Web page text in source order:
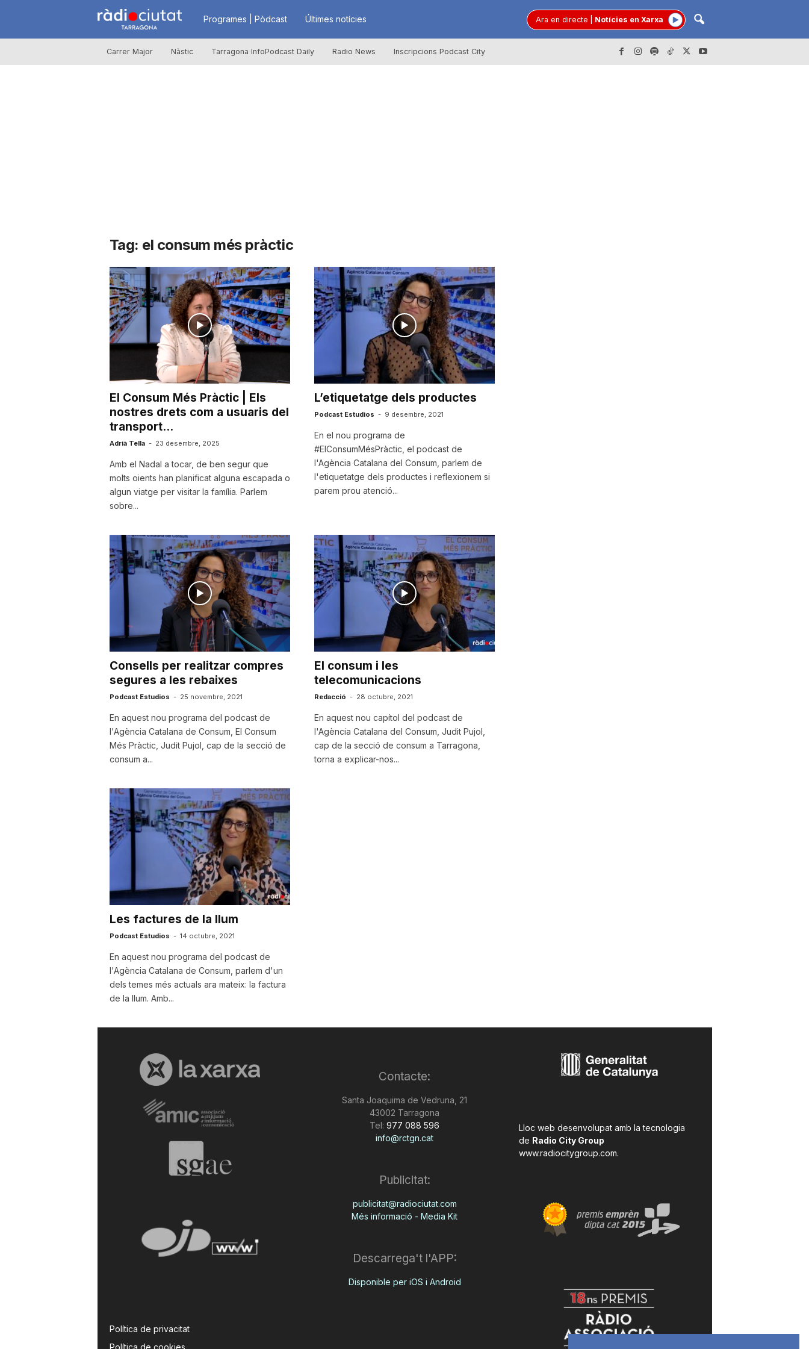
R
à
i
u
t
a
t
d
e
a
r
o
n
a
Programes | Pòdcast Últimes notícies Ara en directe Notícies en Xarxa
Carrer Major Nàstic Tarragona InfoPodcast Daily Radio News Inscripcions Podcast City
Tag: el consum més pràctic
El Consum Més Pràctic | Els
nostres drets com a usuaris del
transport...
Adrià Tella - 23 desembre, 2025
Amb el Nadal a tocar, de ben segur que
molts oients han planificat alguna escapada o
algun viatge per visitar la família. Parlem
sobre...
L’etiquetatge dels productes
Podcast Estudios - 9 desembre, 2021
En el nou programa de
#ElConsumMésPràctic, el podcast de
l'Agència Catalana del Consum, parlem de
l'etiquetatge dels productes i reflexionem si
parem prou atenció...
Consells per realitzar compres
segures a les rebaixes
Podcast Estudios - 25 novembre, 2021
En aquest nou programa del podcast de
l'Agència Catalana de Consum, El Consum
Més Pràctic, Judit Pujol, cap de la secció de
consum a...
El consum i les
telecomunicacions
Redacció - 28 octubre, 2021
En aquest nou capítol del podcast de
l'Agència Catalana del Consum, Judit Pujol,
cap de la secció de consum a Tarragona,
torna a explicar-nos...
Les factures de la llum
Podcast Estudios - 14 octubre, 2021
En aquest nou programa del podcast de
l'Agència Catalana de Consum, parlem d'un
dels temes més actuals ara mateix: la factura
de la llum. Amb...
Política de privacitat
Política de cookies
Contacte:
Santa Joaquima de Vedruna, 21
43002 Tarragona
Tel: 977 088 596
info@rctgn.cat
Publicitat:
publicitat@radiociutat.com
Més informació - Media Kit
Descarrega't l'APP:
Disponible per iOS i Android
Lloc web desenvolupat amb la tecnologia
de Radio City Group
www.radiocitygroup.com.